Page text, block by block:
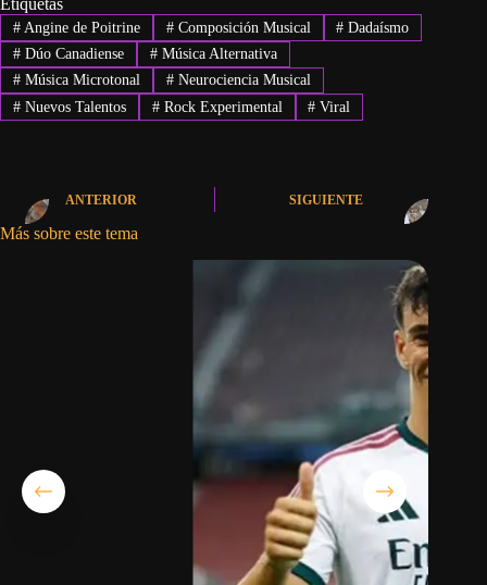
Etiquetas
#Angine de Poitrine #Composición Musical # Dadaísmo
#Dúo Canadiense #Música Alternativa
#Música Microtonal #Neurociencia Musical
#Nuevos Talentos #Rock Experimental # Viral
ANTERIOR SIGUIENTE
Más sobre este tema